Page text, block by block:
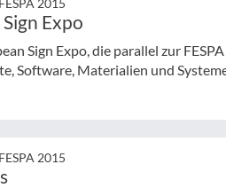
FESPA 2015
Expo
Sign Expo, die parallel zur
Software, Materialien und
FESPA 2015